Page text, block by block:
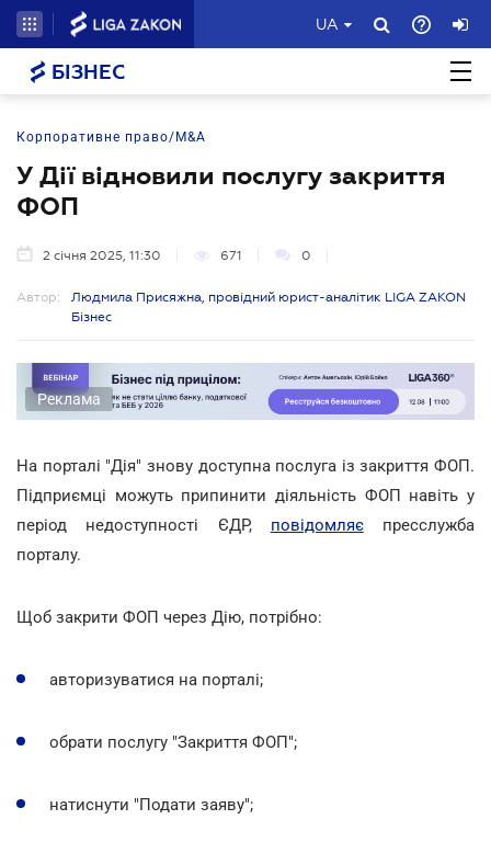
UA
БІЗНЕС
Корпоративне право/M&A
У Дії відновили послугу закриття
ФОП
2 січня 2025, 11:30 671 0
Автор:
Людмила Присяжна, провідний юрист-аналітик LIGA ZAKON
Бізнес
Реклама
На порталі "Дія" знову доступна послуга із закриття ФОП.
Підприємці можуть припинити діяльність ФОП навіть у
період недоступності ЄДР, повідомляєпресслужба
порталу.
Щоб закрити ФОП через Дію, потрібно:
авторизуватися на порталі;
обрати послугу "Закриття ФОП";
натиснути "Подати заяву";